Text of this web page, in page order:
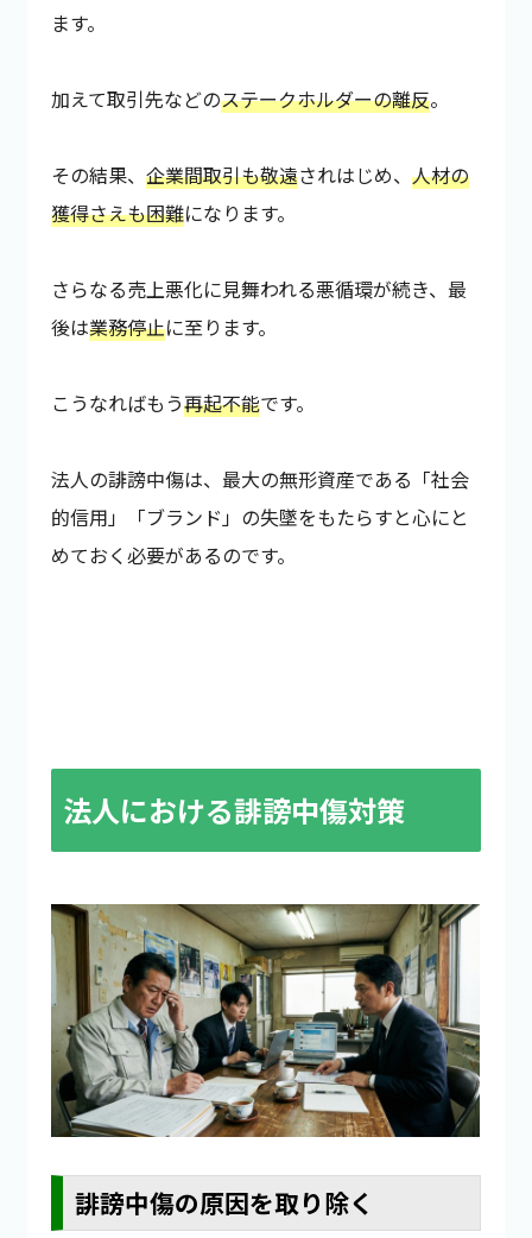
ます。
加えて取引先などのステークホルダーの離反。
その結果、企業間取引も敬遠されはじめ、人材の
獲得さえも困難になります。
さらなる売上悪化に見舞われる悪循環が続き、最
後は業務停止に至ります。
こうなればもう再起不能です。
法人の誹謗中傷は、最大の無形資産である「社会
的信用」「ブランド」の失墜をもたらすと心にと
めておく必要があるのです。
法人における誹謗中傷対策
誹謗中傷の原因を取り除く